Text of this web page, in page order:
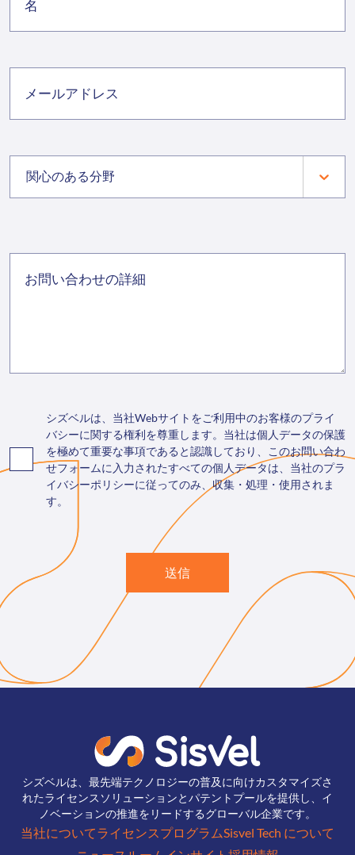
関心のある分野
シズベルは、当社Webサイトをご利用中のお客様のプライ
バシーに関する権利を尊重します。当社は個人データの保護
を極めて重要な事項であると認識しており、このお問い合わ
せフォームに入力されたすべての個人データは、当社のプラ
イバシーポリシーに従ってのみ、収集・処理・使用されま
す。
送信
シズベルは、最先端テクノロジーの普及に向けカスタマイズさ
れたライセンスソリューションとパテントプールを提供し、イ
ノベーションの推進をリードするグローバル企業です。
当社についてライセンスプログラムSisvel Tech について